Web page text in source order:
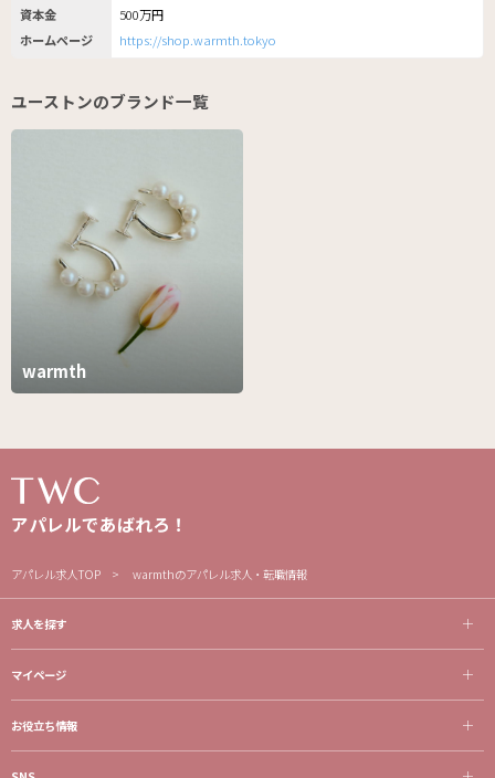
資本金
500万円
ホームページ
https://shop.warmth.tokyo
ユーストンのブランド一覧
warmth
アパレルであばれろ！
アパレル求人TOP warmthのアパレル求人・転職情報
求人を探す
マイページ
お役立ち情報